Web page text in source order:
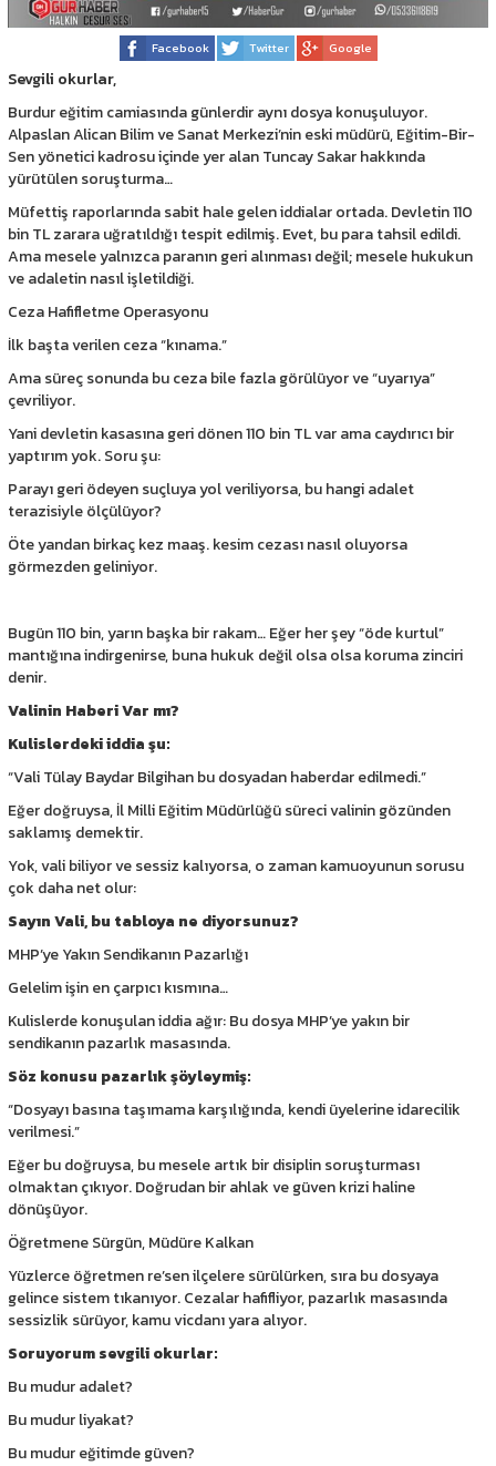
Facebook Twitter Google
Sevgili okurlar,
Burdur eğitim camiasında günlerdir aynı dosya konuşuluyor.
Alpaslan Alican Bilim ve Sanat Merkezi’nin eski müdürü, Eğitim-Bir-
Sen yönetici kadrosu içinde yer alan Tuncay Sakar hakkında
yürütülen soruşturma…
Müfettiş raporlarında sabit hale gelen iddialar ortada. Devletin 110
bin TL zarara uğratıldığı tespit edilmiş. Evet, bu para tahsil edildi.
Ama mesele yalnızca paranın geri alınması değil; mesele hukukun
ve adaletin nasıl işletildiği.
Ceza Hafifletme Operasyonu
İlk başta verilen ceza “kınama.”
Ama süreç sonunda bu ceza bile fazla görülüyor ve “uyarıya”
çevriliyor.
Yani devletin kasasına geri dönen 110 bin TL var ama caydırıcı bir
yaptırım yok. Soru şu:
Parayı geri ödeyen suçluya yol veriliyorsa, bu hangi adalet
terazisiyle ölçülüyor?
Öte yandan birkaç kez maaş. kesim cezası nasıl oluyorsa
görmezden geliniyor.
Bugün 110 bin, yarın başka bir rakam… Eğer her şey “öde kurtul”
mantığına indirgenirse, buna hukuk değil olsa olsa koruma zinciri
denir.
Valinin Haberi Var mı?
Kulislerdeki iddia şu:
“Vali Tülay Baydar Bilgihan bu dosyadan haberdar edilmedi.”
Eğer doğruysa, İl Milli Eğitim Müdürlüğü süreci valinin gözünden
saklamış demektir.
Yok, vali biliyor ve sessiz kalıyorsa, o zaman kamuoyunun sorusu
çok daha net olur:
Sayın Vali, bu tabloya ne diyorsunuz?
MHP’ye Yakın Sendikanın Pazarlığı
Gelelim işin en çarpıcı kısmına…
Kulislerde konuşulan iddia ağır: Bu dosya MHP’ye yakın bir
sendikanın pazarlık masasında.
Söz konusu pazarlık şöyleymiş:
“Dosyayı basına taşımama karşılığında, kendi üyelerine idarecilik
verilmesi.”
Eğer bu doğruysa, bu mesele artık bir disiplin soruşturması
olmaktan çıkıyor. Doğrudan bir ahlak ve güven krizi haline
dönüşüyor.
Öğretmene Sürgün, Müdüre Kalkan
Yüzlerce öğretmen re’sen ilçelere sürülürken, sıra bu dosyaya
gelince sistem tıkanıyor. Cezalar hafifliyor, pazarlık masasında
sessizlik sürüyor, kamu vicdanı yara alıyor.
Soruyorum sevgili okurlar:
Bu mudur adalet?
Bu mudur liyakat?
Bu mudur eğitimde güven?